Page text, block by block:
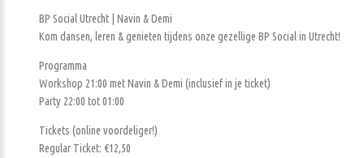
BP Social Utrecht | Navin & Demi
Kom dansen, leren & genieten tijdens onze gezellige BP Social in Utrecht!
Programma
Workshop 21:00 met Navin & Demi (inclusief in je ticket)
Party 22:00 tot 01:00
Tickets (online voordeliger!)
Regular Ticket: €12,50